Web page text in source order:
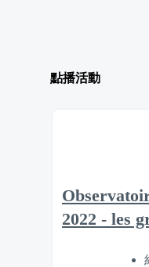
點播活動
2022 - les